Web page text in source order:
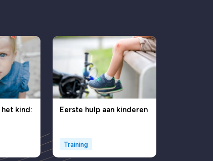
kind:
Eerste hulp aan kinderen
Training